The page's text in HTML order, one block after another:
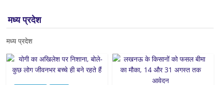
मध्य प्रदेश
मध्य प्रदेश